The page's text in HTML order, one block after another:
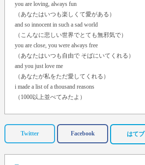
you are loving, always fun
（あなたはいつも楽しくて愛がある）
and so innocent in such a sad world
（こんなに悲しい世界でとても無邪気で）
you are close, you were always free
（あなたはいつも自由で そばにいてくれる）
and you just love me
（あなたが私をただ愛してくれる）
i made a list of a thousand reasons
（1000以上並べてみたよ）
but still it doesn't tell
Twitter Facebook はてブ